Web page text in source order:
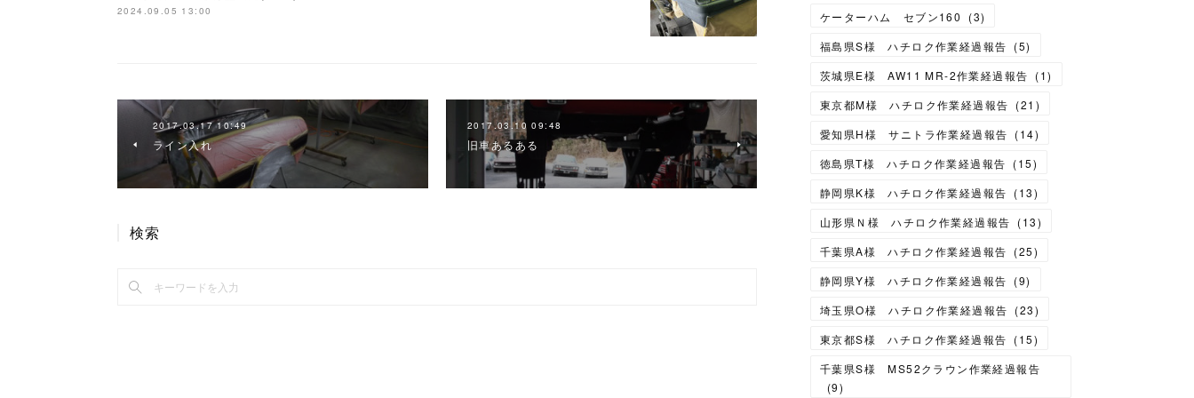
2024.09.05 13:00
2017.03.17 10:49
ライン入れ
2017.03.10 09:48
旧車あるある
検索
ケーターハム セブン160
(3)
福島県S様 ハチロク作業経過報告 (5)
茨城県E様 AW11 MR-2作業経過報告 (1)
東京都M様 ハチロク作業経過報告 (21 )
愛知県H様 サニトラ作業経過報告 (14)
徳島県T様 ハチロク作業経過報告 (15)
静岡県K様 ハチロク作業経過報告 (13)
山形県Ｎ様 ハチロク作業経過報告 (13)
千葉県A様 ハチロク作業経過報告 (25)
静岡県Y様 ハチロク作業経過報告 (9)
埼玉県O様 ハチロク作業経過報告 (23)
東京都S様 ハチロク作業経過報告 (15)
千葉県S様 MS52クラウン作業経過報告
(9)